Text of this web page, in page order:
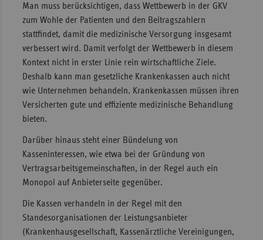
Man muss berücksichtigen, dass Wettbewerb in der GKV
zum Wohle der Patienten und den Beitragszahlern
stattfindet, damit die medizinische Versorgung insgesamt
verbessert wird. Damit verfolgt der Wettbewerb in diesem
Kontext nicht in erster Linie rein wirtschaftliche Ziele.
Deshalb kann man gesetzliche Krankenkassen auch nicht
wie Unternehmen behandeln. Krankenkassen müssen ihren
Versicherten gute und effiziente medizinische Behandlung
bieten.
Darüber hinaus steht einer Bündelung von
Kasseninteressen, wie etwa bei der Gründung von
Vertragsarbeitsgemeinschaften, in der Regel auch ein
Monopol auf Anbieterseite gegenüber.
Die Kassen verhandeln in der Regel mit den
Standesorganisationen der Leistungsanbieter
(Krankenhausgesellschaft, Kassenärztliche Vereinigungen,